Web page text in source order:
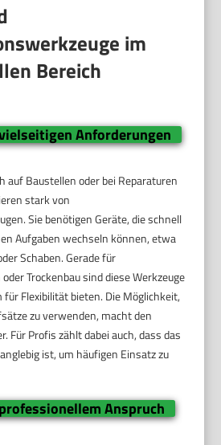
im
Bereich
Anforderungen
auf Baustellen oder bei Reparaturen
stark von
Sie benötigen Geräte, die schnell
Aufgaben wechseln können, etwa
Schaben. Gerade für
Trockenbau sind diese Werkzeuge
für Flexibilität bieten. Die Möglichkeit,
zu verwenden, macht den
Für Profis zählt dabei auch, dass das
ist, um häufigen Einsatz zu
Anspruch